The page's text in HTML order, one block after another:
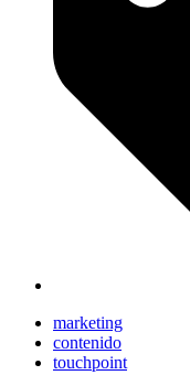
marketing
contenido
touchpoint